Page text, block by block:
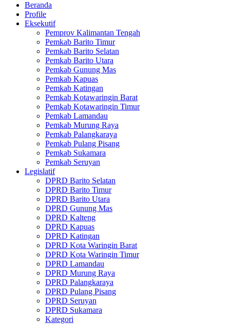
Beranda
Profile
Eksekutif
Pemprov Kalimantan Tengah
Pemkab Barito Timur
Pemkab Barito Selatan
Pemkab Barito Utara
Pemkab Gunung Mas
Pemkab Kapuas
Pemkab Katingan
Pemkab Kotawaringin Barat
Pemkab Kotawaringin Timur
Pemkab Lamandau
Pemkab Murung Raya
Pemkab Palangkaraya
Pemkab Pulang Pisang
Pemkab Sukamara
Pemkab Seruyan
Legislatif
DPRD Barito Selatan
DPRD Barito Timur
DPRD Barito Utara
DPRD Gunung Mas
DPRD Kalteng
DPRD Kapuas
DPRD Katingan
DPRD Kota Waringin Barat
DPRD Kota Waringin Timur
DPRD Lamandau
DPRD Murung Raya
DPRD Palangkaraya
DPRD Pulang Pisang
DPRD Seruyan
DPRD Sukamara
Kategori